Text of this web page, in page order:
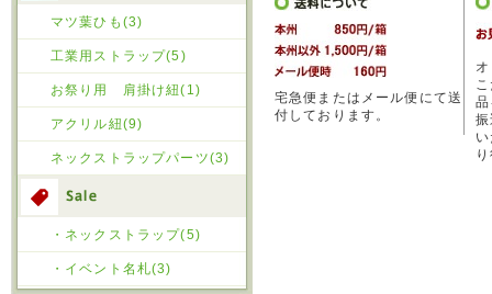
マツ葉ひも(3)
工業用ストラップ(5)
お祭り用 肩掛け紐(1)
アクリル紐(9)
ネックストラップパーツ(3)
・ネックストラップ(5)
・イベント名札(3)
宅急便またはメール便にて送
付しております。